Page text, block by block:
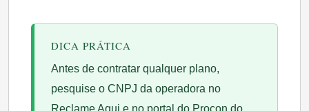
DICA PRÁTICA
Antes de contratar qualquer plano,
pesquise o CNPJ da operadora no
Reclame Aqui e no portal do Procon do